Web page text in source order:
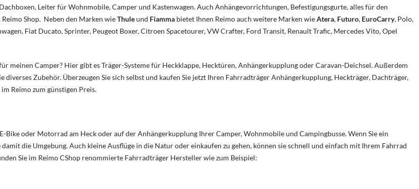
Leiter für Wohnmobile, Camper und Kastenwagen. Auch Anhängevorrichtungen, Befestigungsgurte, alles für den
Shop. Neben den Marken wieThuleund Fiamma bietet Ihnen Reimo auch weitere Marken wieAtera, Futuro, EuroCarry, Polo,
Fiat Ducato, Sprinter, Peugeot Boxer, Citroen Spacetourer, VW Crafter, Ford Transit, Renault Trafic, Mercedes Vito, Opel
Camper? Hier gibt es Träger-Systeme für Heckklappe, Hecktüren, Anhängerkupplung oder Caravan-Deichsel. Außerdem
Zubehör. Überzeugen Sie sich selbst und kaufen Sie jetzt Ihren Fahrradträger Anhängerkupplung, Heckträger, Dachträger,
Reimo zum günstigen Preis.
oder Motorrad am Heck oder auf der Anhängerkupplung Ihrer Camper, Wohnmobile und Campingbusse. Wenn Sie ein
die Umgebung. Auch kleine Ausflüge in die Natur oder einkaufen zu gehen, können sie schnell und einfach mit Ihrem Fahrrad
Sie im Reimo CShop renommierte Fahrradträger Hersteller wie zum Beispiel: